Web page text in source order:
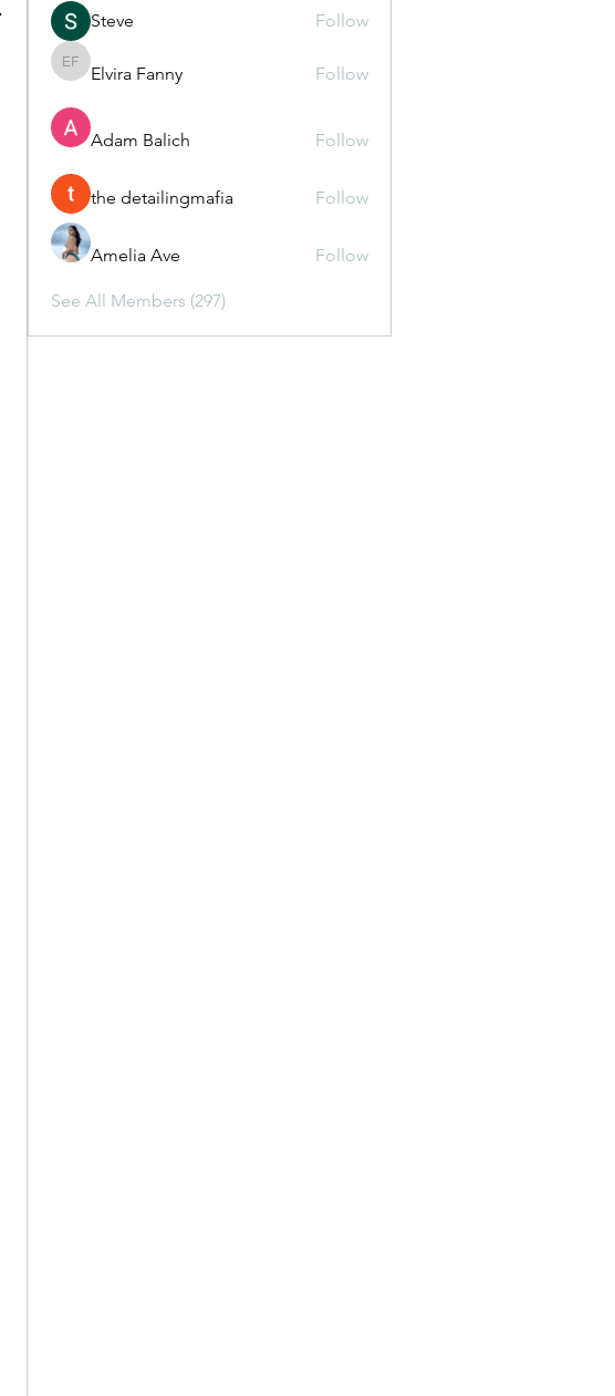
Steve
Follow
Elvira Fanny
Elvira Fanny Follow
Adam Balich Follow
the detailingmafia Follow
Amelia Ave Follow
See All Members (297)